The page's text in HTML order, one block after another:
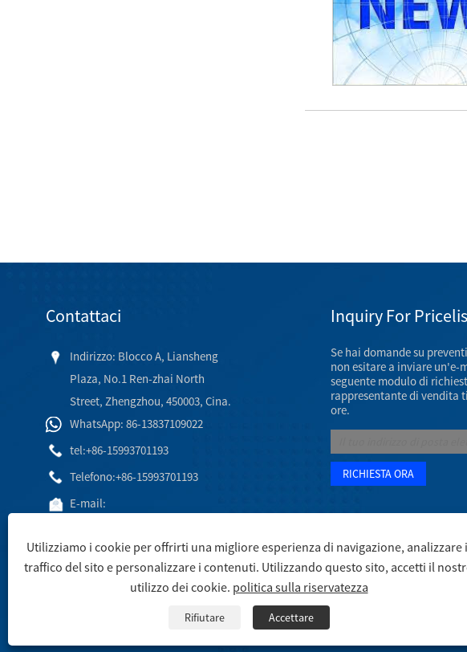
Contattaci
Indirizzo: Blocco A, Liansheng
Plaza, No.1 Ren-zhai North
Street, Zhengzhou, 450003, Cina.
WhatsApp: 86-13837109022
tel:+86-15993701193
Telefono:+86-15993701193
E-mail:
Inquiry For
Se hai domande su
non esitare a inviare un'e-
seguente modulo di
rappresentante di vendita
ore.
Mostra di
marzo 2023
Il meeting annuale
all'11 marzo 2023
Copyright © 2003 Engineering Ceramic Co., Ltd. - Tubi in ceramica di allumina,
Utilizziamo i cookie per offrirti una migliore esperienza di navigazione, analizzare
traffico del sito e personalizzare i contenuti. Utilizzando questo sito, accetti il
utilizzo dei cookie. politica sulla riservatezza
Rifiutare Accettare